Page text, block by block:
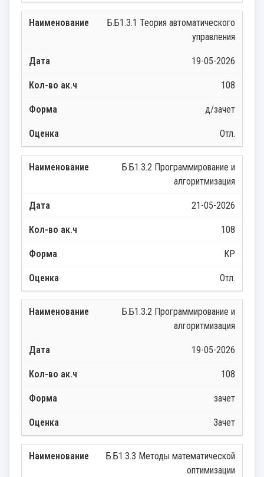
Б.Б1.3.1 Теория автоматического
управления
19-05-2026
108
д/зачет
Отл.
Б.Б1.3.2 Программирование и
алгоритмизация
21-05-2026
108
КР
Отл.
Б.Б1.3.2 Программирование и
алгоритмизация
19-05-2026
108
зачет
Зачет
Б.Б1.3.3 Методы математической
оптимизации